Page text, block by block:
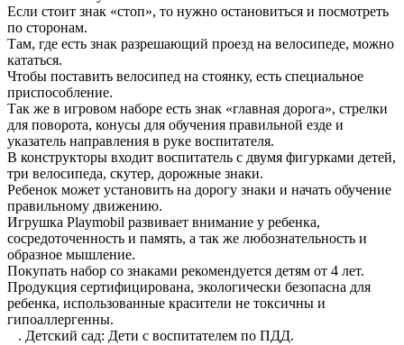
Если стоит знак «стоп», то нужно остановиться и посмотреть
по сторонам.
Там, где есть знак разрешающий проезд на велосипеде, можно
кататься.
Чтобы поставить велосипед на стоянку, есть специальное
приспособление.
Так же в игровом наборе есть знак «главная дорога», стрелки
для поворота, конусы для обучения правильной езде и
указатель направления в руке воспитателя.
В конструкторы входит воспитатель с двумя фигурками детей,
три велосипеда, скутер, дорожные знаки.
Ребенок может установить на дорогу знаки и начать обучение
правильному движению.
Игрушка Playmobil развивает внимание у ребенка,
сосредоточенность и память, а так же любознательность и
образное мышление.
Покупать набор со знаками рекомендуется детям от 4 лет.
Продукция сертифицирована, экологически безопасна для
ребенка, использованные красители не токсичны и
гипоаллергенны.
. Детский сад: Дети с воспитателем по ПДД.